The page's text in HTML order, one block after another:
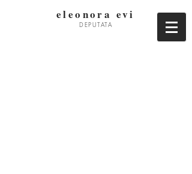
eleonora evi
DEPUTATA